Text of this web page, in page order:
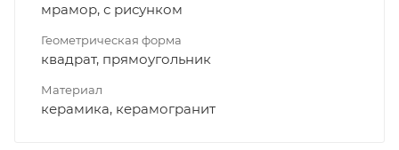
мрамор, с рисунком
Геометрическая форма
квадрат, прямоугольник
Материал
керамика, керамогранит